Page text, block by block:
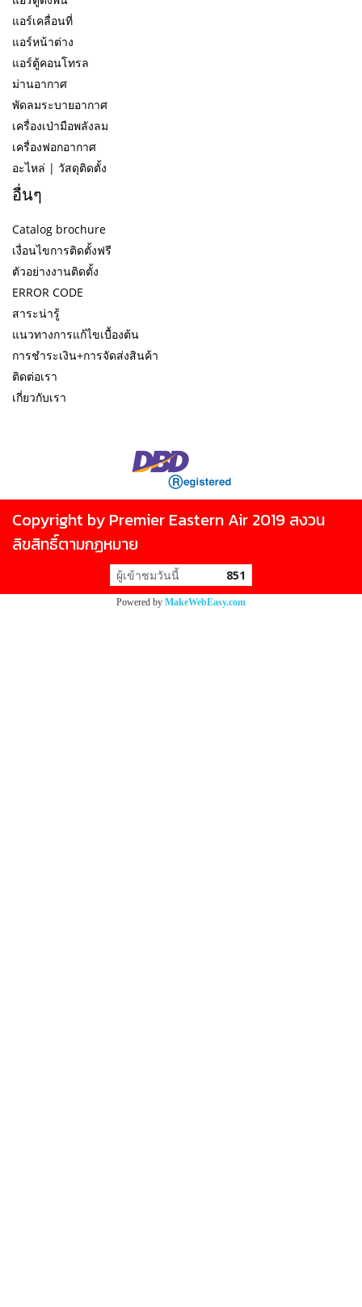
แอร์เคลื่อนที่
แอร์หน้าต่าง
แอร์ตู้คอนโทรล
ม่านอากาศ
พัดลมระบายอากาศ
เครื่องเป่ามือพลังลม
เครื่องฟอกอากาศ
อะไหล่ | วัสดุติดตั้ง
อื่นๆ
Catalog brochure
เงื่อนไขการติดตั้งฟรี
ตัวอย่างงานติดตั้ง
ERROR CODE
สาระน่ารู้
แนวทางการแก้ไขเบื้องต้น
การชำระเงิน+การจัดส่งสินค้า
ติดต่อเรา
เกี่ยวกับเรา
Copyright by Premier Eastern Air 2019 สงวน
ลิขสิทธิ์ตามกฏหมาย
ผู้เข้าชมวันนี้ 851
Powered by MakeWebEasy.com